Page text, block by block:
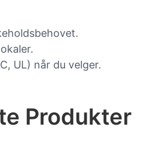
UL) når du velger.
Produkter